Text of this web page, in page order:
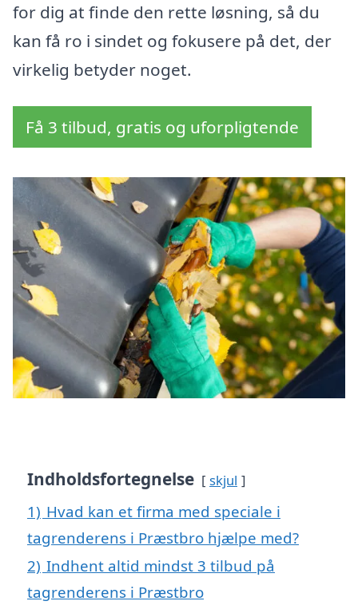
for dig at finde den rette løsning, så du
kan få ro i sindet og fokusere på det, der
virkelig betyder noget.
Få 3 tilbud, gratis og uforpligtende
Indholdsfortegnelse skjul
1) Hvad kan et firma med speciale i
tagrenderens i Præstbro hjælpe med?
2) Indhent altid mindst 3 tilbud på
tagrenderens i Præstbro